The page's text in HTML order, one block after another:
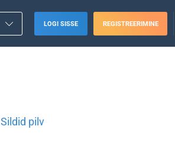
LOGI SISSE REGISTREERIMINE
Sildid pilv